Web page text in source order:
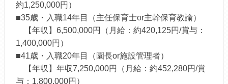
約1,250,000円）
■35歳・入職14年目（主任保育士or主幹保育教諭）
【年収】6,500,000円（月給：約420,125円/賞与：
1,400,000円）
■41歳・入職20年目（園長or施設管理者）
【年収】年収7,250,000円（月給：約452,280円/賞
与：1,800,000円）